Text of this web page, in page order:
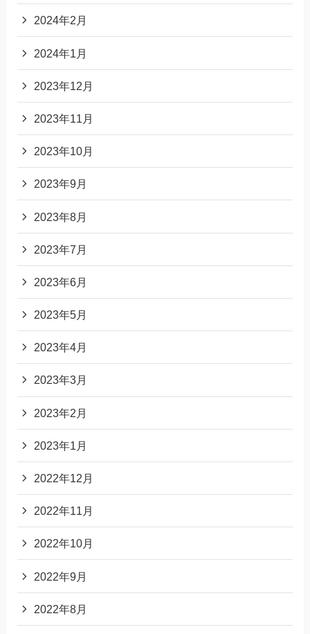
2024年2月
2024年1月
2023年12月
2023年11月
2023年10月
2023年9月
2023年8月
2023年7月
2023年6月
2023年5月
2023年4月
2023年3月
2023年2月
2023年1月
2022年12月
2022年11月
2022年10月
2022年9月
2022年8月